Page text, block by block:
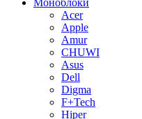
Моноблоки
Acer
Apple
Amur
CHUWI
Asus
Dell
Digma
F+Tech
Hiper